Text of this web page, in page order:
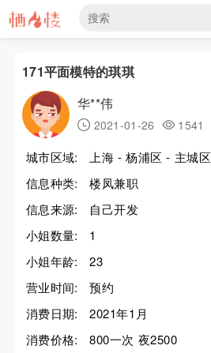
171平面模特的琪琪
华**伟
2021-01-26 1541
城市区域:
上海 - 杨浦区 - 主城区
信息种类:
楼凤兼职
信息来源:
自己开发
小姐数量:
1
小姐年龄:
23
营业时间:
预约
消费日期:
2021年1月
消费价格:
800一次 夜2500